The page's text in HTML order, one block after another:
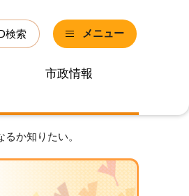
検索 メニュー
市政情報
か知りたい。